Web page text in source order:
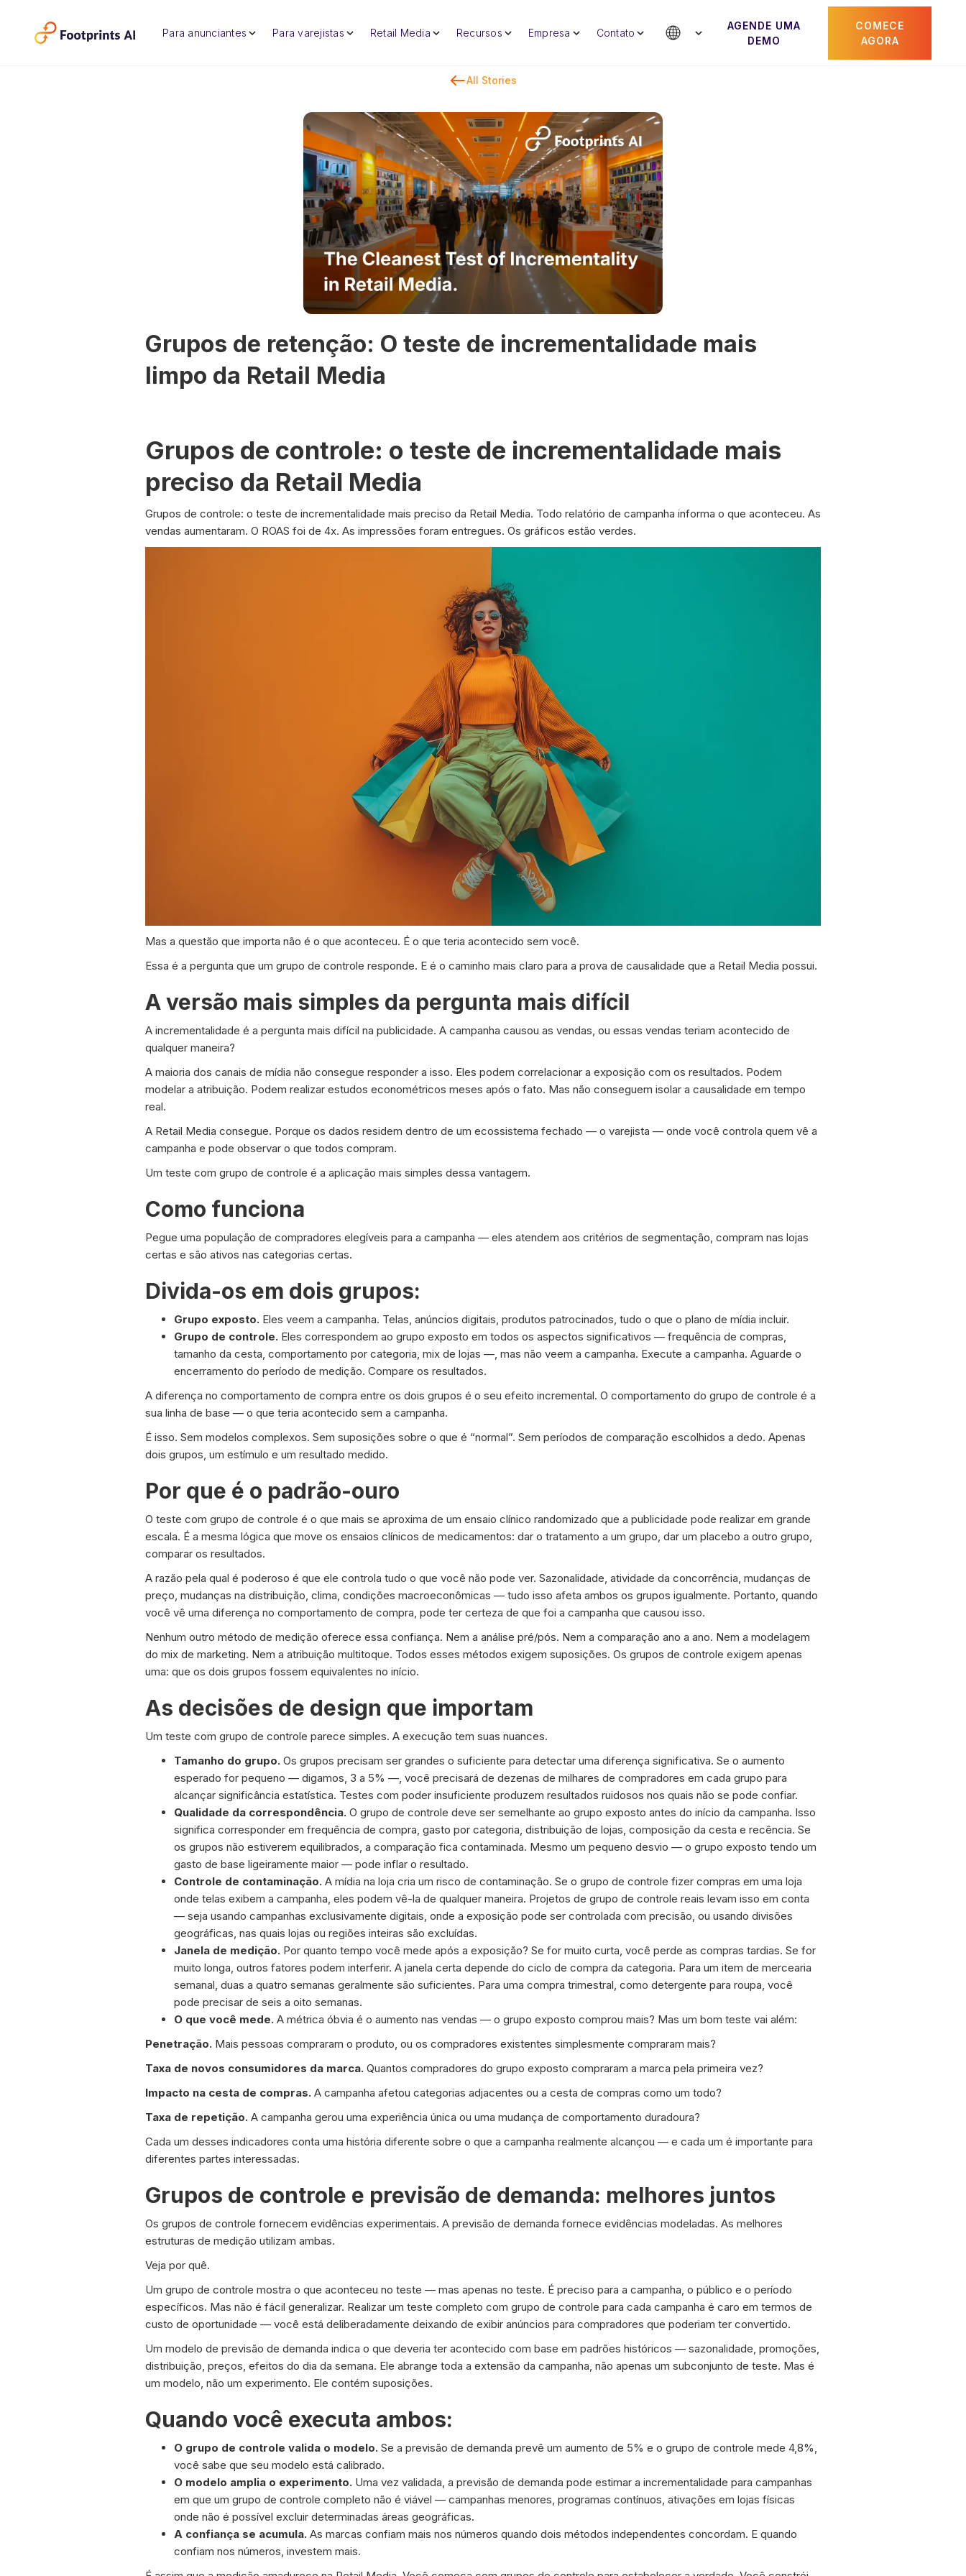
Para anunciantes Para varejistas Retail Media Recursos Empresa Contato
AGENDE UMA
DEMO
COMECE
AGORA
All Stories
Grupos de retenção: O teste de incrementalidade mais
limpo da Retail Media
Grupos de controle: o teste de incrementalidade mais
preciso da Retail Media
Grupos de controle: o teste de incrementalidade mais preciso da Retail Media. Todo relatório de campanha informa o que aconteceu. As
vendas aumentaram. O ROAS foi de 4x. As impressões foram entregues. Os gráficos estão verdes.
Mas a questão que importa não é o que aconteceu. É o que teria acontecido sem você.
Essa é a pergunta que um grupo de controle responde. E é o caminho mais claro para a prova de causalidade que a Retail Media possui.
A versão mais simples da pergunta mais difícil
A incrementalidade é a pergunta mais difícil na publicidade. A campanha causou as vendas, ou essas vendas teriam acontecido de
qualquer maneira?
A maioria dos canais de mídia não consegue responder a isso. Eles podem correlacionar a exposição com os resultados. Podem
modelar a atribuição. Podem realizar estudos econométricos meses após o fato. Mas não conseguem isolar a causalidade em tempo
real.
A Retail Media consegue. Porque os dados residem dentro de um ecossistema fechado — o varejista — onde você controla quem vê a
campanha e pode observar o que todos compram.
Um teste com grupo de controle é a aplicação mais simples dessa vantagem.
Como funciona
Pegue uma população de compradores elegíveis para a campanha — eles atendem aos critérios de segmentação, compram nas lojas
certas e são ativos nas categorias certas.
Divida-os em dois grupos:
Grupo exposto. Eles veem a campanha. Telas, anúncios digitais, produtos patrocinados, tudo o que o plano de mídia incluir.
Grupo de controle. Eles correspondem ao grupo exposto em todos os aspectos significativos — frequência de compras,
tamanho da cesta, comportamento por categoria, mix de lojas —, mas não veem a campanha. Execute a campanha. Aguarde o
encerramento do período de medição. Compare os resultados.
A diferença no comportamento de compra entre os dois grupos é o seu efeito incremental. O comportamento do grupo de controle é a
sua linha de base — o que teria acontecido sem a campanha.
É isso. Sem modelos complexos. Sem suposições sobre o que é “normal”. Sem períodos de comparação escolhidos a dedo. Apenas
dois grupos, um estímulo e um resultado medido.
Por que é o padrão-ouro
O teste com grupo de controle é o que mais se aproxima de um ensaio clínico randomizado que a publicidade pode realizar em grande
escala. É a mesma lógica que move os ensaios clínicos de medicamentos: dar o tratamento a um grupo, dar um placebo a outro grupo,
comparar os resultados.
A razão pela qual é poderoso é que ele controla tudo o que você não pode ver. Sazonalidade, atividade da concorrência, mudanças de
preço, mudanças na distribuição, clima, condições macroeconômicas — tudo isso afeta ambos os grupos igualmente. Portanto, quando
você vê uma diferença no comportamento de compra, pode ter certeza de que foi a campanha que causou isso.
Nenhum outro método de medição oferece essa confiança. Nem a análise pré/pós. Nem a comparação ano a ano. Nem a modelagem
do mix de marketing. Nem a atribuição multitoque. Todos esses métodos exigem suposições. Os grupos de controle exigem apenas
uma: que os dois grupos fossem equivalentes no início.
As decisões de design que importam
Um teste com grupo de controle parece simples. A execução tem suas nuances.
Tamanho do grupo. Os grupos precisam ser grandes o suficiente para detectar uma diferença significativa. Se o aumento
esperado for pequeno — digamos, 3 a 5% —, você precisará de dezenas de milhares de compradores em cada grupo para
alcançar significância estatística. Testes com poder insuficiente produzem resultados ruidosos nos quais não se pode confiar.
Qualidade da correspondência. O grupo de controle deve ser semelhante ao grupo exposto antes do início da campanha. Isso
significa corresponder em frequência de compra, gasto por categoria, distribuição de lojas, composição da cesta e recência. Se
os grupos não estiverem equilibrados, a comparação fica contaminada. Mesmo um pequeno desvio — o grupo exposto tendo um
gasto de base ligeiramente maior — pode inflar o resultado.
Controle de contaminação. A mídia na loja cria um risco de contaminação. Se o grupo de controle fizer compras em uma loja
onde telas exibem a campanha, eles podem vê-la de qualquer maneira. Projetos de grupo de controle reais levam isso em conta
— seja usando campanhas exclusivamente digitais, onde a exposição pode ser controlada com precisão, ou usando divisões
geográficas, nas quais lojas ou regiões inteiras são excluídas.
Janela de medição. Por quanto tempo você mede após a exposição? Se for muito curta, você perde as compras tardias. Se for
muito longa, outros fatores podem interferir. A janela certa depende do ciclo de compra da categoria. Para um item de mercearia
semanal, duas a quatro semanas geralmente são suficientes. Para uma compra trimestral, como detergente para roupa, você
pode precisar de seis a oito semanas.
O que você mede. A métrica óbvia é o aumento nas vendas — o grupo exposto comprou mais? Mas um bom teste vai além:
Penetração. Mais pessoas compraram o produto, ou os compradores existentes simplesmente compraram mais?
Taxa de novos consumidores da marca. Quantos compradores do grupo exposto compraram a marca pela primeira vez?
Impacto na cesta de compras. A campanha afetou categorias adjacentes ou a cesta de compras como um todo?
Taxa de repetição. A campanha gerou uma experiência única ou uma mudança de comportamento duradoura?
Cada um desses indicadores conta uma história diferente sobre o que a campanha realmente alcançou — e cada um é importante para
diferentes partes interessadas.
Grupos de controle e previsão de demanda: melhores juntos
Os grupos de controle fornecem evidências experimentais. A previsão de demanda fornece evidências modeladas. As melhores
estruturas de medição utilizam ambas.
Veja por quê.
Um grupo de controle mostra o que aconteceu no teste — mas apenas no teste. É preciso para a campanha, o público e o período
específicos. Mas não é fácil generalizar. Realizar um teste completo com grupo de controle para cada campanha é caro em termos de
custo de oportunidade — você está deliberadamente deixando de exibir anúncios para compradores que poderiam ter convertido.
Um modelo de previsão de demanda indica o que deveria ter acontecido com base em padrões históricos — sazonalidade, promoções,
distribuição, preços, efeitos do dia da semana. Ele abrange toda a extensão da campanha, não apenas um subconjunto de teste. Mas é
um modelo, não um experimento. Ele contém suposições.
Quando você executa ambos:
O grupo de controle valida o modelo. Se a previsão de demanda prevê um aumento de 5% e o grupo de controle mede 4,8%,
você sabe que seu modelo está calibrado.
O modelo amplia o experimento. Uma vez validada, a previsão de demanda pode estimar a incrementalidade para campanhas
em que um grupo de controle completo não é viável — campanhas menores, programas contínuos, ativações em lojas físicas
onde não é possível excluir determinadas áreas geográficas.
A confiança se acumula. As marcas confiam mais nos números quando dois métodos independentes concordam. E quando
confiam nos números, investem mais.